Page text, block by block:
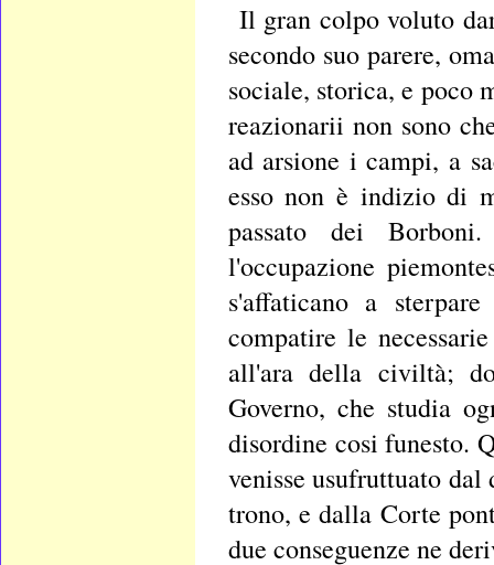
Il gran colpo voluto
secondo suo parere,
sociale, storica, e poco
reazionarii non sono
ad arsione i campi, a
esso non è indizio di
passato dei
l'occupazione
s'affaticano a
compatire le
all'ara della civiltà;
Governo, che studia
disordine cosi funesto.
venisse usufruttuato
trono, e dalla Corte
due conseguenze ne